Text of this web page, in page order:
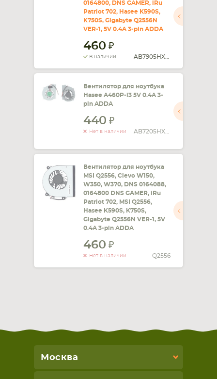
КОМПЛЕКТУЮЩИЕ
0164800, DNS GAMER, iRu
Patriot 702, Hasee K590S,
K750S, Gigabyte Q2556N
VER-1, 5V 0.4A 3-pin ADDA
460
В наличии
Вентилятор для ноутбука
Hasee A460P-i3 5V 0.4A 3-
pin ADDA
440
Нет в наличии
Вентилятор для ноутбука
MSI Q2556, Clevo W150,
W350, W370, DNS 0164088,
0164800 DNS GAMER, iRu
Patriot 702, MSI Q2556,
Hasee K590S, K750S,
Gigabyte Q2556N VER-1, 5V
0.4A 3-pin ADDA
460
Нет в наличии Q2556
Москва